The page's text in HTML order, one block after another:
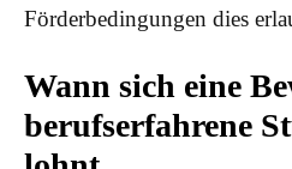
Förderbedingungen dies
Wann sich eine
berufserfahrene